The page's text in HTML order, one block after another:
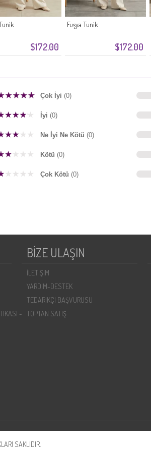
$172.00 $172.00
Fuşya Tunik
Çok İyi (0)
İyi (0)
Ne İyi Ne Kötü (0)
Kötü (0)
Çok Kötü (0)
-
BİZE ULAŞIN
İLETIŞIM
YARDIM-DESTEK
TEDARIKÇI BAŞVURUSU
TOPTAN SATIŞ
SAKLIDIR.